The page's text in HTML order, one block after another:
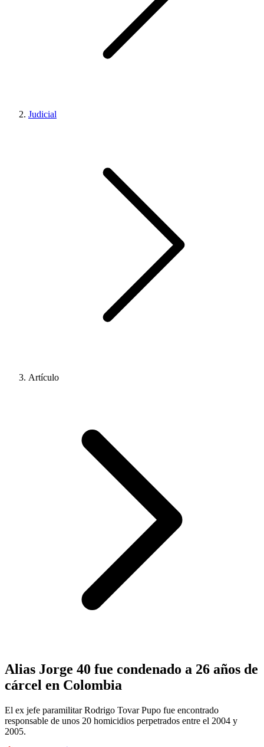
Judicial
Artículo
Alias Jorge 40 fue condenado a 26 años de
cárcel en Colombia
El ex jefe paramilitar Rodrigo Tovar Pupo fue encontrado
responsable de unos 20 homicidios perpetrados entre el 2004 y
2005.